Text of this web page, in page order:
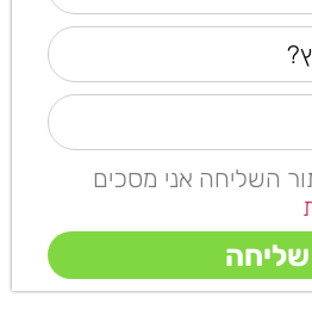
השליחה אני מסכים
שליחה